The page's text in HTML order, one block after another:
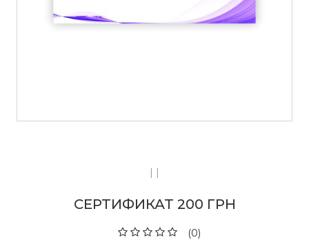
| |
СЕРТИФИКАТ 200 ГРН
(0)